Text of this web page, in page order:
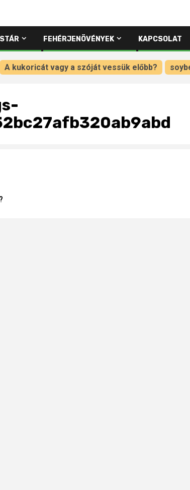
FEHÉRJENÖVÉNYEK KAPCSOLAT
A kukoricát vagy a szóját vessük előbb?